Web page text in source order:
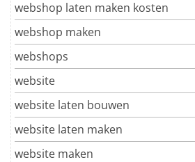
webshop laten maken kosten
webshop maken
webshops
website
website laten bouwen
website laten maken
website maken